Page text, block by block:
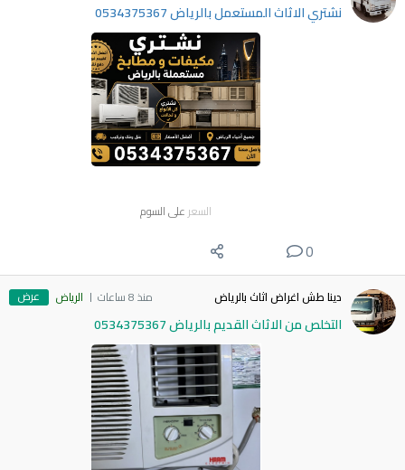
نشتري الاثاث المستعمل بالرياض 0534375367
السعر على السوم
0
دينا طش اغراض اثاث بالرياض منذ 8 ساعات الرياض عرض
التخلص من الاثاث القديم بالرياض 0534375367